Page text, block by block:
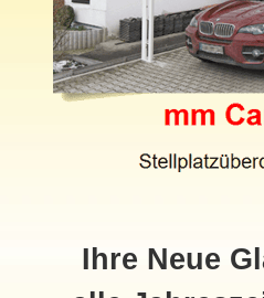
Ihre Neue